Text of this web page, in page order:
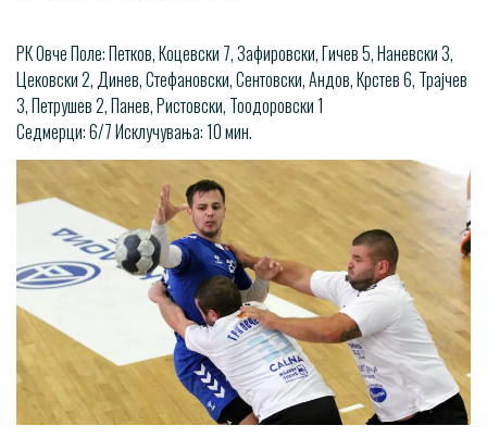
РК Овче Поле: Петков, Коцевски 7, Зафировски, Гичев 5, Наневски 3,
Цековски 2, Динев, Стефановски, Сентовски, Андов, Крстев 6, Трајчев
3, Петрушев 2, Панев, Ристовски, Тоодоровски 1
Седмерци: 6/7 Исклучувања: 10 мин.